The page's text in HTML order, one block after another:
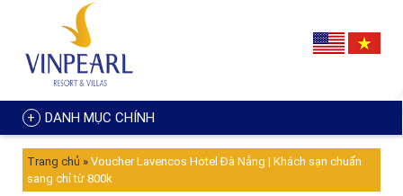
DANH MỤC CHÍNH
Trang chủ » Voucher Lavencos Hotel Đà Nẵng | Khách sạn chuẩn
sang chỉ từ 800k